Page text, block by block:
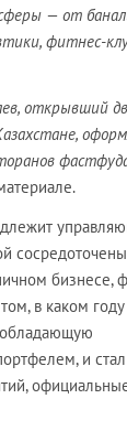
— от
фитнес-
открывший
бизнесе,
в каком
и